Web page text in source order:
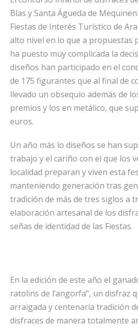
Blas y Santa Águeda de
Fiestas de Interés Turístico de
alto nivel en lo que a propuestas
ha puesto muy complicada la
diseños han participado en el
de 175 figurantes que al final de
llevado un obsequio además de
premios y los en metálico, que
euros.
Un año más lo diseños se han
trabajo y el cariño con el que los
localidad preparan y viven esta
manteniendo generación tras
tradición de más de tres siglos a
elaboración artesanal de los
señas de identidad de las Fiestas.
En la edición de este año el
ratolins de l’angorfa”, un disfraz
arraigada y centenaria tradición
disfraces de manera totalmente